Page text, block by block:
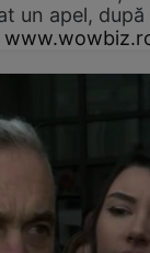
un apel, după